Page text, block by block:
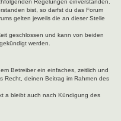
Regelungen einverstanden.
bist, so darfst du das Forum
gelten jeweils die an dieser Stelle
geschlossen und kann von beiden
werden.
Betreiber ein einfaches, zeitlich und
Recht, deinen Beitrag im Rahmen des
a bleibt auch nach Kündigung des